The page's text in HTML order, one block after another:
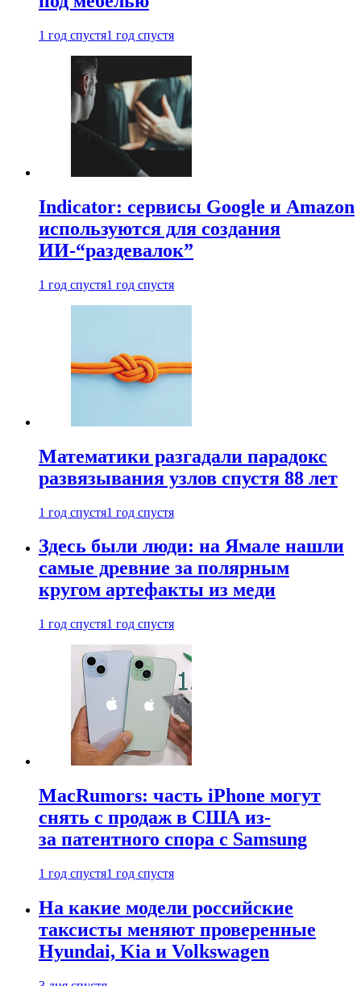
1 год спустя1 год спустя
Indicator: сервисы Google и Amazon
используются для создания
ИИ-“раздевалок”
1 год спустя1 год спустя
Математики разгадали парадокс
развязывания узлов спустя 88 лет
1 год спустя1 год спустя
Здесь были люди: на Ямале нашли
самые древние за полярным
кругом артефакты из меди
1 год спустя1 год спустя
MacRumors: часть iPhone могут
снять с продаж в США из-
за патентного спора с Samsung
1 год спустя1 год спустя
На какие модели российские
таксисты меняют проверенные
Hyundai, Kia и Volkswagen